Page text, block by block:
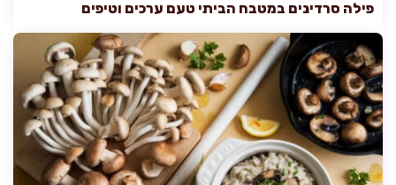
פילה סרדינים במטבח הביתי טעם ערכים וטיפים